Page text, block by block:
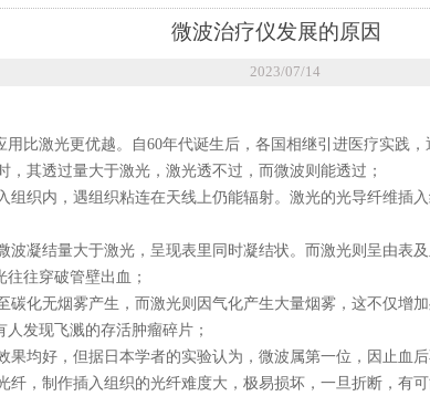
微波治疗仪发展的原因
2023/07/14
激光更优越。自60年代诞生后，各国相继引进医疗实践，
其透过量大于激光，激光透不过，而微波则能透过；
织内，遇组织粘连在天线上仍能辐射。激光的光导纤维插入
凝结量大于激光，呈现表里同时凝结状。而激光则呈由表及
往穿破管壁出血；
化无烟雾产生，而激光则因气化产生大量烟雾，这不仅增
发现飞溅的存活肿瘤碎片；
均好，但据日本学者的实验认为，微波属第一位，因止血后
，制作插入组织的光纤难度大，极易损坏，一旦折断，有